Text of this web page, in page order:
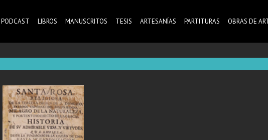
PODCAST LIBROS MANUSCRITOS TESIS ARTESANÍAS PARTITURAS OBRAS DE